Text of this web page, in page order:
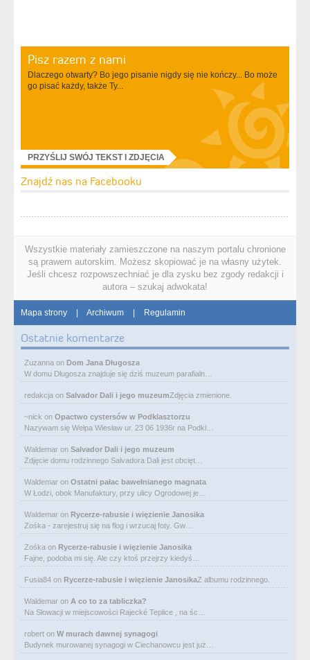
Pisz razem z nami
Dlaczego otwarty? Bo jego pisanie nigdy się nie kończy... Bo może
go pisać każdy, także Ty...
PRZYŚLIJ SWÓJ TEKST I ZDJĘCIA
Znajdź nas na Facebooku
Wszystkie materiały zamieszczone na naszym portalu chronione
są prawem autorskim. Możesz skopiować je na własny użytek.
Jeśli chcesz rozpowszechniać je dla zysku bez zgody redakcji i
autora – szukaj adwokata!
Mapa strony | Archiwum | Regulamin
Ostatnie komentarze
Zuzanna on Dom Jana Długosza
W domu Długosza znajduje się dziś muzeum parafialn…
redakcja on Salvador Dali i jego muzeumZdjęcia zmienione.
~nick on Opactwo cystersów w Podklasztorzu
Nazywam się Wełpa Wiesław ur. 23 06 1936r na Podkl…
Waldemar on Salvador Dali i jego muzeum
Zdjęcie domu rodzinnego Salvadora Dali jest obcięt…
Waldemar on Ostatni pałac bawełnianego magnata
W Łodzi, obok Manufaktury, przy ulicy Ogrodowej je…
Waldemar on Rycerze-rabusie i więzienie Janosika
Zośka - zarejestruj się na flog i wrzucaj foty. Gw…
Zośka on Rycerze-rabusie i więzienie Janosika
Fajne, podoba mi się. Ale czy ktoś przejrzy kiedyś…
Fusia84 on Rycerze-rabusie i więzienie JanosikaZ albumu rodzinnego.
Waldemar on A co to za tabliczka?
Na Słowacji w miejscowości Rajecké Teplice , na śc…
robert on W murach dawnej synagogi
Budynek murowanej synagogi w Ciechanowcu jest już…